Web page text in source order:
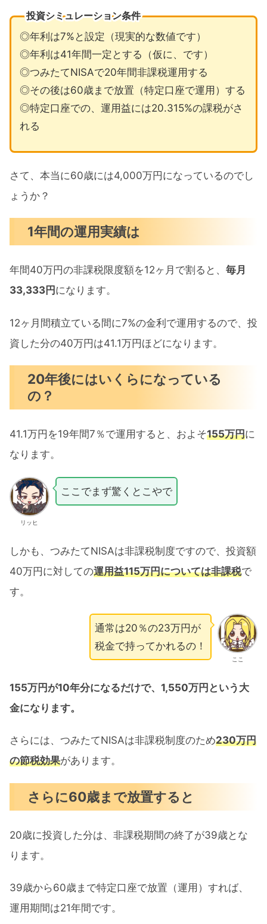
投資シミュレーション条件
◎年利は7%と設定（現実的な数値です）
◎年利は41年間一定とする（仮に、です）
◎つみたてNISAで20年間非課税運用する
◎その後は60歳まで放置（特定口座で運用）する
◎特定口座での、運用益には20.315%の課税がさ
れる
さて、本当に60歳には4,000万円になっているのでし
ょうか？
1年間の運用実績は
年間40万円の非課税限度額を12ヶ月で割ると、 毎月
33,333円 になります。
12ヶ月間積立ている間に7%の金利で運用するので、投
資した分の40万円は41.1万円ほどになります。
20年後にはいくらになっている
の？
41.1万円を19年間7％で運用すると、およそ155万円に
なります。
リッヒ
ここでまず驚くとこやで
しかも、つみたてNISAは非課税制度ですので、投資額
40万円に対しての運用益115万円については非課税で
す。
ここ
通常は20％の23万円が
税金で持ってかれるの！
155万円が10年分になるだけで、1,550万円という大
金になります。
さらには、つみたてNISAは非課税制度のため230万円
の節税効果があります。
さらに60歳まで放置すると
20歳に投資した分は、非課税期間の終了が39歳とな
ります。
39歳から60歳まで特定口座で放置（運用）すれば、
運用期間は21年間です。